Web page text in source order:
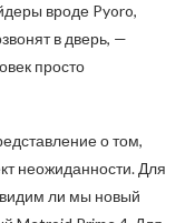
вроде Pyoro,
в дверь, —
просто
о том,
неожиданности. Для
ли мы новый